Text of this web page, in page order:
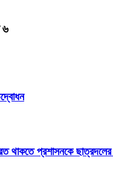
৬
থাকতে প্রশাসনকে